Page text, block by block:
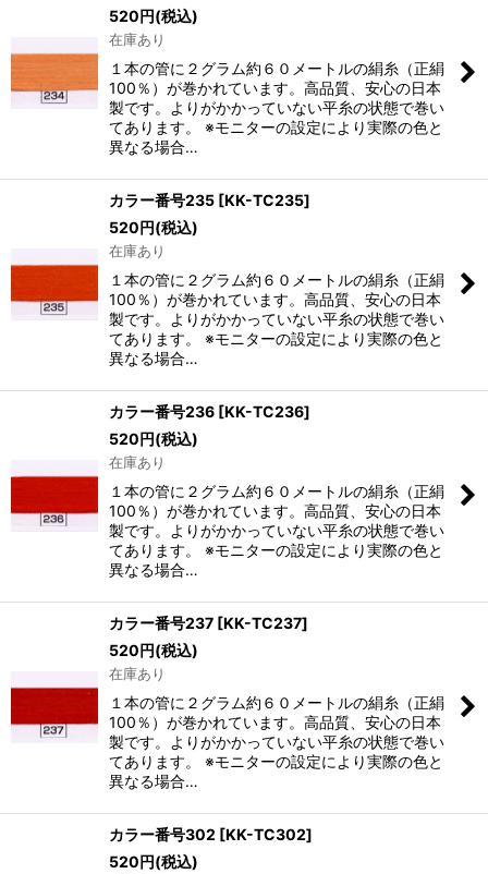
520円(税込)
在庫あり
１本の管に２グラム約６０メートルの絹糸（正絹
100％）が巻かれています。高品質、安心の日本
製です。よりがかかっていない平糸の状態で巻い
てあります。 ※モニターの設定により実際の色と
異なる場合…
カラー番号235 [KK-TC235]
520円(税込)
在庫あり
１本の管に２グラム約６０メートルの絹糸（正絹
100％）が巻かれています。高品質、安心の日本
製です。よりがかかっていない平糸の状態で巻い
てあります。 ※モニターの設定により実際の色と
異なる場合…
カラー番号236 [KK-TC236]
520円(税込)
在庫あり
１本の管に２グラム約６０メートルの絹糸（正絹
100％）が巻かれています。高品質、安心の日本
製です。よりがかかっていない平糸の状態で巻い
てあります。 ※モニターの設定により実際の色と
異なる場合…
カラー番号237 [KK-TC237]
520円(税込)
在庫あり
１本の管に２グラム約６０メートルの絹糸（正絹
100％）が巻かれています。高品質、安心の日本
製です。よりがかかっていない平糸の状態で巻い
てあります。 ※モニターの設定により実際の色と
異なる場合…
カラー番号302 [KK-TC302]
520円(税込)